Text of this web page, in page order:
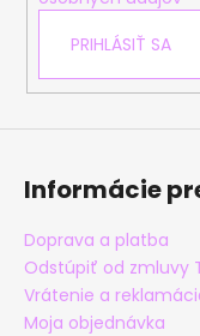
PRIHLÁSIŤ SA
Informácie
Doprava a platba
Odstúpiť od zmluvy
Vrátenie a
Moja objednávka